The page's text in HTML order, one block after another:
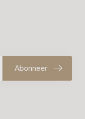
Abonneer